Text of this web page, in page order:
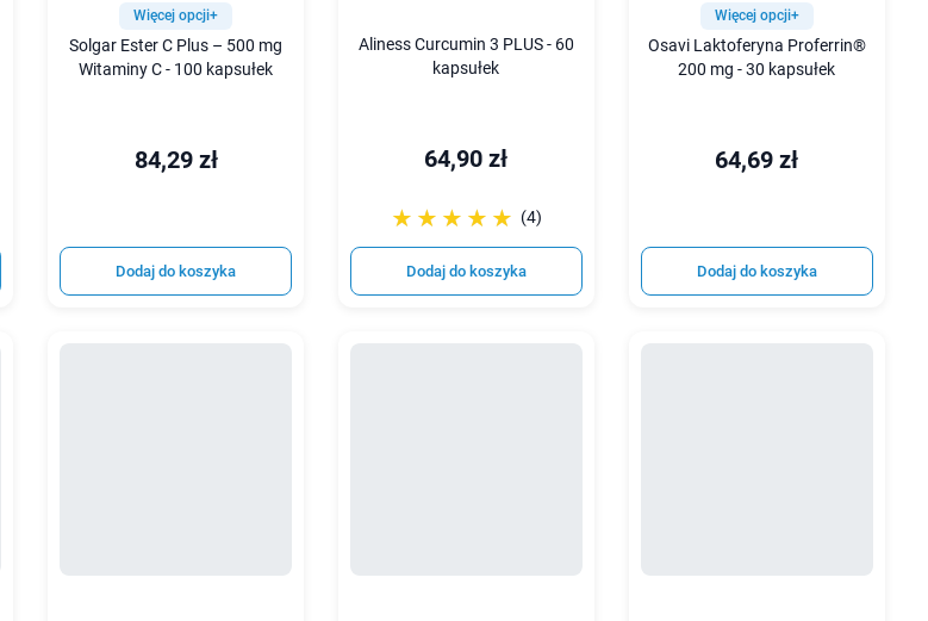
Więcej opcji+
Solgar Ester C Plus – 500 mg
Witaminy C - 100 kapsułek
84,29 zł
Dodaj do koszyka
Aliness Curcumin 3 PLUS - 60
kapsułek
64,90 zł
☆☆☆☆☆
★★★★★ (4)
Dodaj do koszyka
Więcej opcji+
Osavi Laktoferyna Proferrin®
200 mg - 30 kapsułek
64,69 zł
Dodaj do koszyka